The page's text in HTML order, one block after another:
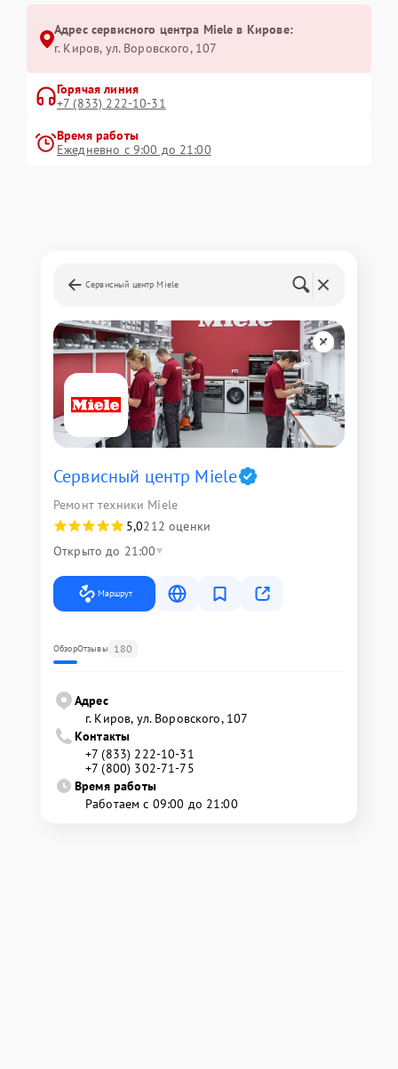
Адрес сервисного центра Miele в Кирове:
г. Киров, ул. Воровского, 107
Горячая линия
+7 (833) 222-10-31
Время работы
Ежедневно с 9:00 до 21:00
Сервисный центр Miele
Сервисный центр Miele
Ремонт техники Miele
5,0212 оценки
Открыто до 21:00
Маршрут
ОбзорОтзывы 180
Адрес
г. Киров, ул. Воровского, 107
Контакты
+7 (833) 222-10-31
+7 (800) 302-71-75
Время работы
Работаем с 09:00 до 21:00